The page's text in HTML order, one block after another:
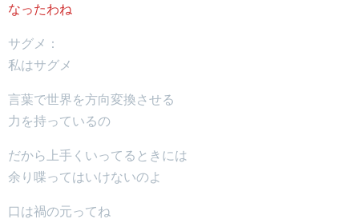
なったわね
サグメ：
私はサグメ
言葉で世界を方向変換させる
力を持っているの
だから上手くいってるときには
余り喋ってはいけないのよ
口は禍の元ってね